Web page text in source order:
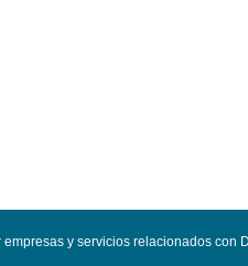
y servicios relacionados con